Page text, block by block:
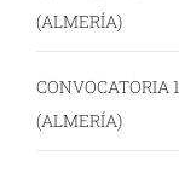
(ALMERÍA)
CONVOCATORIA
(ALMERÍA)